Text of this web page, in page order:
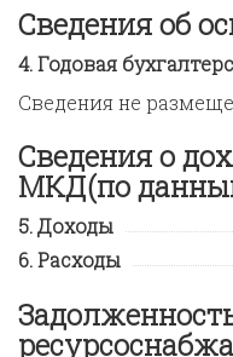
Сведения об
Годовая
Сведения не
Сведения о
МКД(по
Доходы
Расходы